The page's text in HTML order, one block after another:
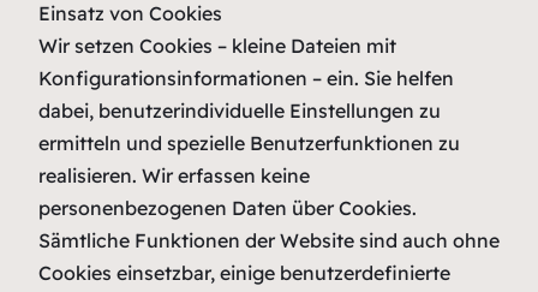
Einsatz von Cookies
Wir setzen Cookies – kleine Dateien mit
Konfigurationsinformationen – ein. Sie helfen
dabei, benutzerindividuelle Einstellungen zu
ermitteln und spezielle Benutzerfunktionen zu
realisieren. Wir erfassen keine
personenbezogenen Daten über Cookies.
Sämtliche Funktionen der Website sind auch ohne
Cookies einsetzbar, einige benutzerdefinierte